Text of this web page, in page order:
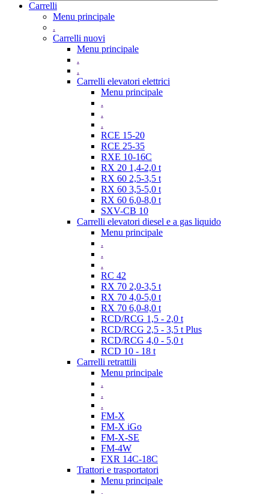
Carrelli
Menu principale
.
Carrelli nuovi
Menu principale
.
.
Carrelli elevatori elettrici
Menu principale
.
.
.
RCE 15-20
RCE 25-35
RXE 10-16C
RX 20 1,4-2,0 t
RX 60 2,5-3,5 t
RX 60 3,5-5,0 t
RX 60 6,0-8,0 t
SXV-CB 10
Carrelli elevatori diesel e a gas liquido
Menu principale
.
.
.
RC 42
RX 70 2,0-3,5 t
RX 70 4,0-5,0 t
RX 70 6,0-8,0 t
RCD/RCG 1,5 - 2,0 t
RCD/RCG 2,5 - 3,5 t Plus
RCD/RCG 4,0 - 5,0 t
RCD 10 - 18 t
Carrelli retrattili
Menu principale
.
.
.
FM-X
FM-X iGo
FM-X-SE
FM-4W
FXR 14C-18C
Trattori e trasportatori
Menu principale
.